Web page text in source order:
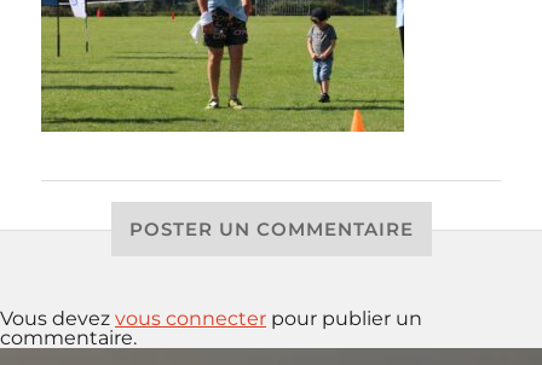
POSTER UN COMMENTAIRE
Vous devez vous connecter pour publier un
commentaire.